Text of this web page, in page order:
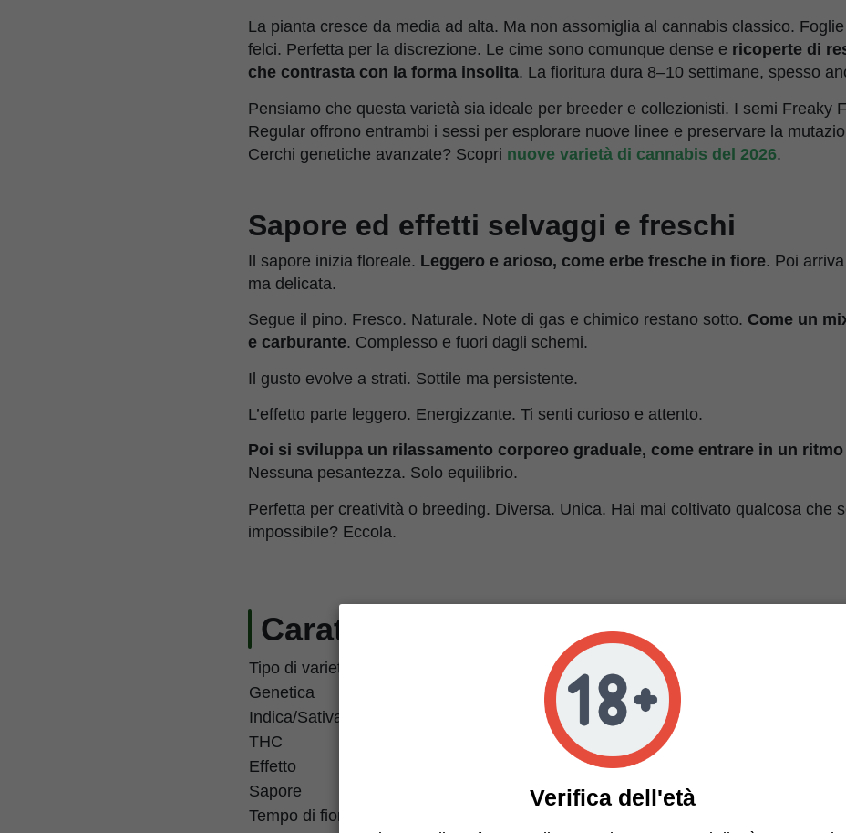
La pianta cresce da media ad alta. Ma non assomiglia al cannabis classico.
felci. Perfetta per la discrezione. Le cime sono comunque dense e ricoperte di
che contrasta con la forma insolita. La fioritura dura 8–10 settimane, spesso
Pensiamo che questa varietà sia ideale per breeder e collezionisti. I semi Freaky
Regular offrono entrambi i sessi per esplorare nuove linee e preservare la
Cerchi genetiche avanzate? Scopri nuove varietà di cannabis del 2026.
Sapore ed effetti selvaggi e freschi
Il sapore inizia floreale. Leggero e arioso, come erbe fresche in fiore. Poi
ma delicata.
Segue il pino. Fresco. Naturale. Note di gas e chimico restano sotto. Come un
e carburante. Complesso e fuori dagli schemi.
Il gusto evolve a strati. Sottile ma persistente.
L’effetto parte leggero. Energizzante. Ti senti curioso e attento.
Poi si sviluppa un rilassamento corporeo graduale, come entrare in un
Nessuna pesantezza. Solo equilibrio.
Perfetta per creatività o breeding. Diversa. Unica. Hai mai coltivato qualcosa che
impossibile? Eccola.
Caratteristiche di Freaky Fast F1 BX
Tipo di varietà
Genetica
Freakshow × Freaky Ryder (F1 BX)
Indica/Sativa
THC
Effetto
Equilibrato, energizzante, morbido
Sapore
Floreale, fruttato, pino, gas, chimico
Tempo di fioritura
Verifica dell'età